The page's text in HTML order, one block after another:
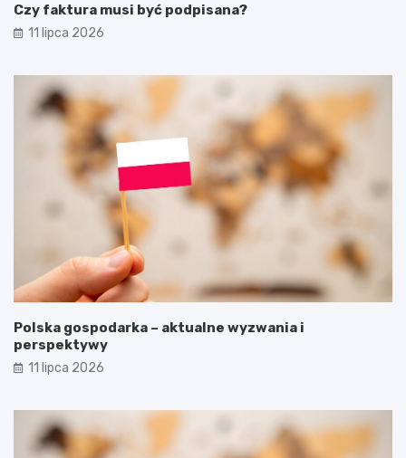
Czy faktura musi być podpisana?
11 lipca 2026
Polska gospodarka – aktualne wyzwania i
perspektywy
11 lipca 2026